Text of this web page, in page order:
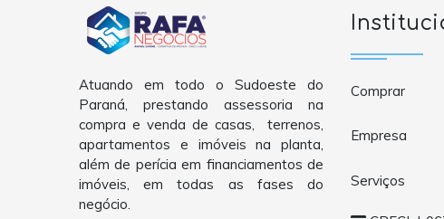
Atuando em todo o Sudoeste do
Paraná, prestando assessoria na
compra e venda de casas, terrenos,
apartamentos e imóveis na planta,
além de perícia em financiamentos de
imóveis, em todas as fases do
negócio.
Comprar
Empresa
Serviços